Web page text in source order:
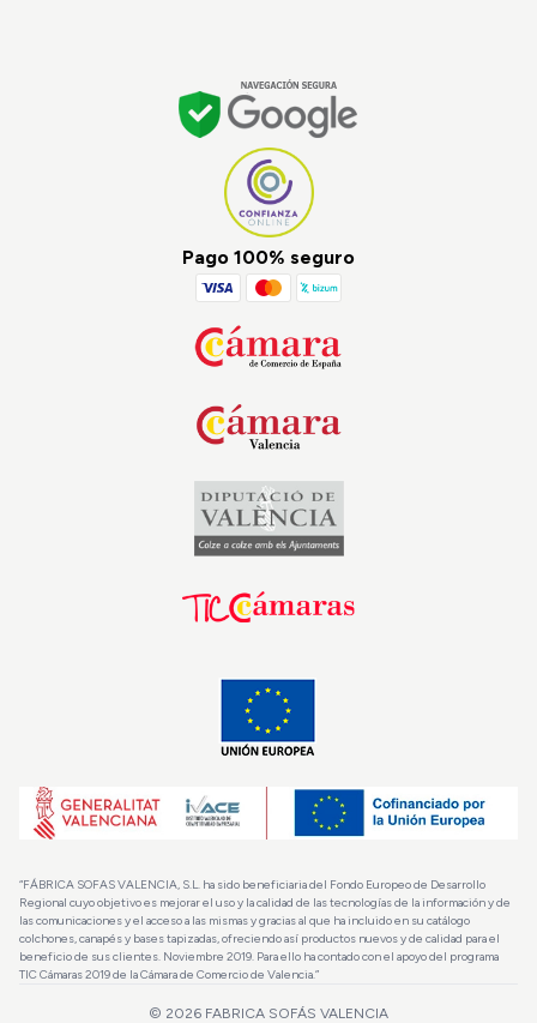
Pago 100% seguro
“FÁBRICA SOFAS VALENCIA, S.L. ha sido beneficiaria del Fondo Europeo de Desarrollo
Regional cuyo objetivo es mejorar el uso y la calidad de las tecnologías de la información y de
las comunicaciones y el acceso a las mismas y gracias al que ha incluido en su catálogo
colchones, canapés y bases tapizadas, ofreciendo así productos nuevos y de calidad para el
beneficio de sus clientes. Noviembre 2019. Para ello ha contado con el apoyo del programa
TIC Cámaras 2019 de la Cámara de Comercio de Valencia.”
© 2026 FABRICA SOFÁS VALENCIA